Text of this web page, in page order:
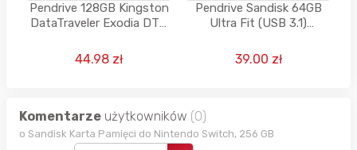
Pendrive 128GB Kingston
DataTraveler Exodia DTX
44.98 zł
Pendrive Sandisk 64GB
Ultra Fit (USB 3.1)
39.00 zł
Komentarze użytkowników (0)
o Sandisk Karta Pamięci do Nintendo Switch, 256 GB